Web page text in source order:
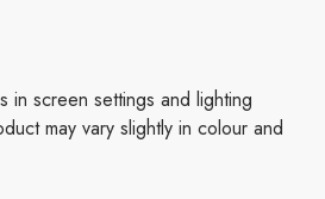
in screen settings and lighting
may vary slightly in colour and